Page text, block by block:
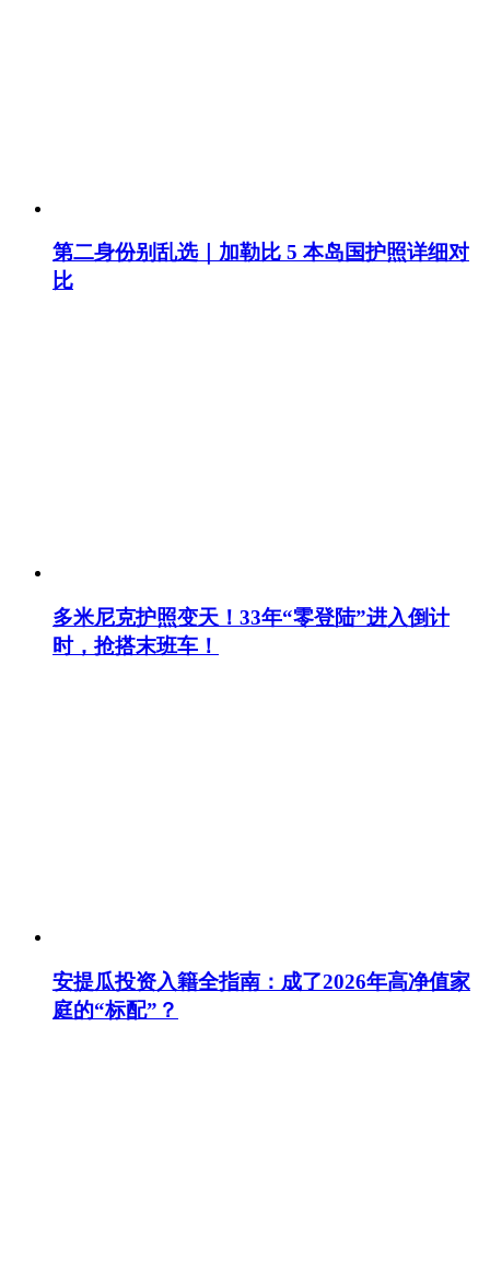
第二身份别乱选｜加勒比 5 本岛国护照详细对
比
多米尼克护照变天！33年“零登陆”进入倒计
时，抢搭末班车！
安提瓜投资入籍全指南：成了2026年高净值家
庭的“标配”？